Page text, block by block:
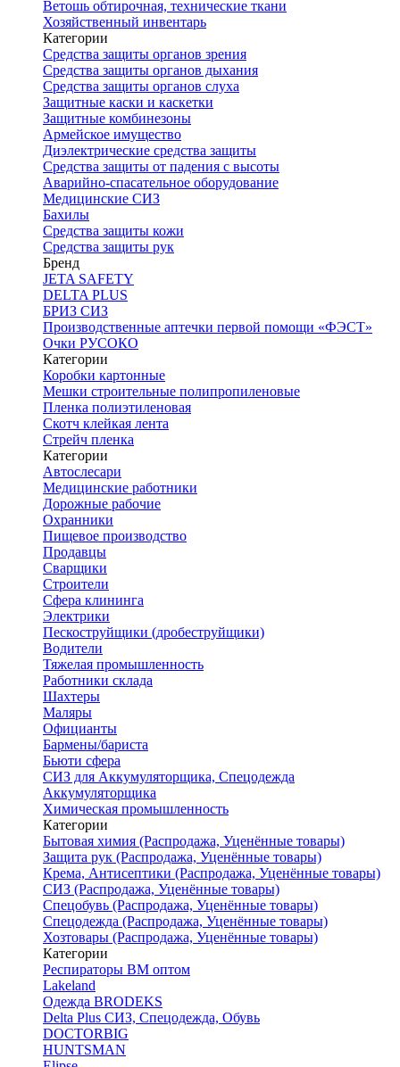
Ветошь обтирочная, технические ткани
Хозяйственный инвентарь
Категории
Средства защиты органов зрения
Средства защиты органов дыхания
Средства защиты органов слуха
Защитные каски и каскетки
Защитные комбинезоны
Армейское имущество
Диэлектрические средства защиты
Средства защиты от падения с высоты
Аварийно-спасательное оборудование
Медицинские СИЗ
Бахилы
Средства защиты кожи
Средства защиты рук
Бренд
JETA SAFETY
DELTA PLUS
БРИЗ СИЗ
Производственные аптечки первой помощи «ФЭСТ»
Очки РУСОКО
Категории
Коробки картонные
Мешки строительные полипропиленовые
Пленка полиэтиленовая
Скотч клейкая лента
Стрейч пленка
Категории
Автослесари
Медицинские работники
Дорожные рабочие
Охранники
Пищевое производство
Продавцы
Сварщики
Строители
Сфера клининга
Электрики
Пескоструйщики (дробеструйщики)
Водители
Тяжелая промышленность
Работники склада
Шахтеры
Маляры
Официанты
Бармены/бариста
Бьюти сфера
СИЗ для Аккумуляторщика, Спецодежда
Аккумуляторщика
Химическая промышленность
Категории
Бытовая химия (Распродажа, Уценённые товары)
Защита рук (Распродажа, Уценённые товары)
Крема, Антисептики (Распродажа, Уценённые товары)
СИЗ (Распродажа, Уценённые товары)
Спецобувь (Распродажа, Уценённые товары)
Спецодежда (Распродажа, Уценённые товары)
Хозтовары (Распродажа, Уценённые товары)
Категории
Респираторы ВМ оптом
Lakeland
Одежда BRODEKS
Delta Plus СИЗ, Спецодежда, Обувь
DOCTORBIG
HUNTSMAN